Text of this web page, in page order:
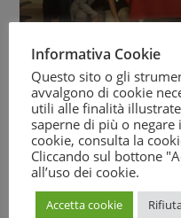
Movimento
celebra i 30
September 23, 2017
Informativa Cookie
Questo sito o gli
avvalgono di cookie
utili alle finalità
saperne di più o
cookie, consulta la
Cliccando sul bottone
all’uso dei cookie.
Accetta cookie